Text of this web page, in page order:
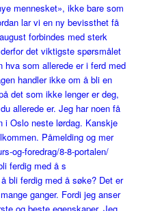
ferdig med å s